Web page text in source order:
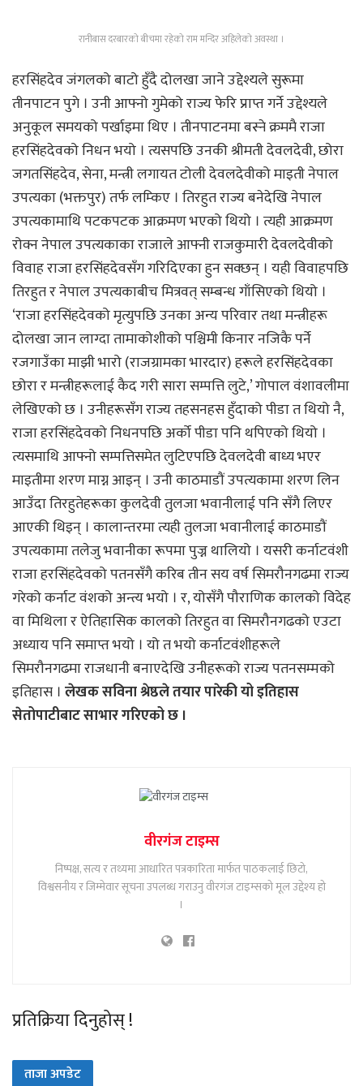
रानीबास दरबारको बीचमा रहेको राम मन्दिर अहिलेको अवस्था ।
हरसिंहदेव जंगलको बाटो हुँदै दोलखा जाने उद्देश्यले सुरूमा
तीनपाटन पुगे । उनी आफ्नो गुमेको राज्य फेरि प्राप्त गर्ने उद्देश्यले
अनुकूल समयको पर्खाइमा थिए । तीनपाटनमा बस्ने क्रममै राजा
हरसिंहदेवको निधन भयो । त्यसपछि उनकी श्रीमती देवलदेवी, छोरा
जगतसिंहदेव, सेना, मन्त्री लगायत टोली देवलदेवीको माइती नेपाल
उपत्यका (भक्तपुर) तर्फ लम्किए । तिरहुत राज्य बनेदेखि नेपाल
उपत्यकामाथि पटकपटक आक्रमण भएको थियो । त्यही आक्रमण
रोक्न नेपाल उपत्यकाका राजाले आफ्नी राजकुमारी देवलदेवीको
विवाह राजा हरसिंहदेवसँग गरिदिएका हुन सक्छन् । यही विवाहपछि
तिरहुत र नेपाल उपत्यकाबीच मित्रवत् सम्बन्ध गाँसिएको थियो ।
‘राजा हरसिंहदेवको मृत्युपछि उनका अन्य परिवार तथा मन्त्रीहरू
दोलखा जान लाग्दा तामाकोशीको पश्चिमी किनार नजिकै पर्ने
रजगाउँका माझी भारो (राजग्रामका भारदार) हरूले हरसिंहदेवका
छोरा र मन्त्रीहरूलाई कैद गरी सारा सम्पत्ति लुटे,’ गोपाल वंशावलीमा
लेखिएको छ । उनीहरूसँग राज्य तहसनहस हुँदाको पीडा त थियो नै,
राजा हरसिंहदेवको निधनपछि अर्को पीडा पनि थपिएको थियो ।
त्यसमाथि आफ्नो सम्पत्तिसमेत लुटिएपछि देवलदेवी बाध्य भएर
माइतीमा शरण माग्न आइन् । उनी काठमाडौं उपत्यकामा शरण लिन
आउँदा तिरहुतेहरूका कुलदेवी तुलजा भवानीलाई पनि सँगै लिएर
आएकी थिइन् । कालान्तरमा त्यही तुलजा भवानीलाई काठमाडौं
उपत्यकामा तलेजु भवानीका रूपमा पुज्न थालियो । यसरी कर्नाटवंशी
राजा हरसिंहदेवको पतनसँगै करिब तीन सय वर्ष सिमरौनगढमा राज्य
गरेको कर्नाट वंशको अन्त्य भयो । र, योसँगै पौराणिक कालको विदेह
वा मिथिला र ऐतिहासिक कालको तिरहुत वा सिमरौनगढको एउटा
अध्याय पनि समाप्त भयो । यो त भयो कर्नाटवंशीहरूले
सिमरौनगढमा राजधानी बनाएदेखि उनीहरूको राज्य पतनसम्मको
इतिहास । लेखक सविना श्रेष्ठले तयार पारेकी यो इतिहास
सेतोपाटीबाट साभार गरिएको छ ।
वीरगंज टाइम्स
निष्पक्ष, सत्य र तथ्यमा आधारित पत्रकारिता मार्फत पाठकलाई छिटो,
विश्वसनीय र जिम्मेवार सूचना उपलब्ध गराउनु वीरगंज टाइम्सको मूल उद्देश्य हो
।
प्रतिक्रिया दिनुहोस् !
ताजा अपडेट